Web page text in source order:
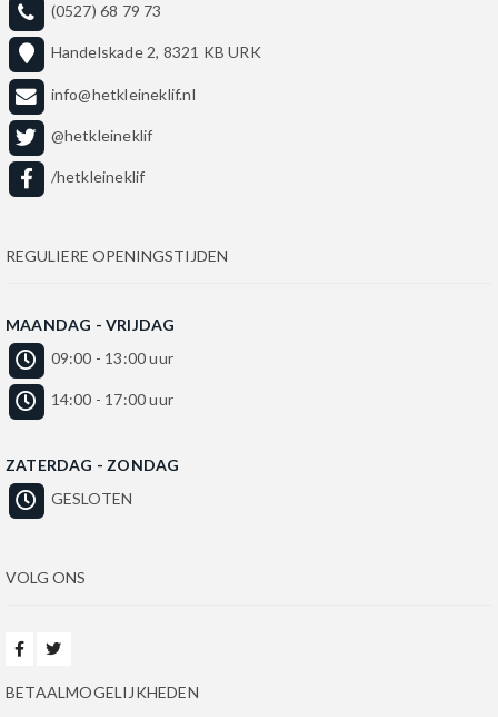
(0527) 68 79 73
Handelskade 2, 8321 KB URK
info@hetkleineklif.nl
@hetkleineklif
/hetkleineklif
REGULIERE OPENINGSTIJDEN
MAANDAG - VRIJDAG
09:00 - 13:00 uur
14:00 - 17:00 uur
ZATERDAG - ZONDAG
GESLOTEN
VOLG ONS
BETAALMOGELIJKHEDEN